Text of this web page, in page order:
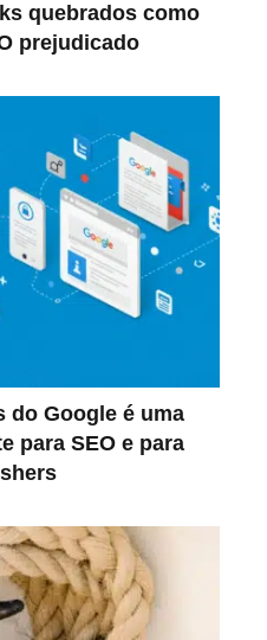
quebrados como
prejudicado
do Google é uma
para SEO e para